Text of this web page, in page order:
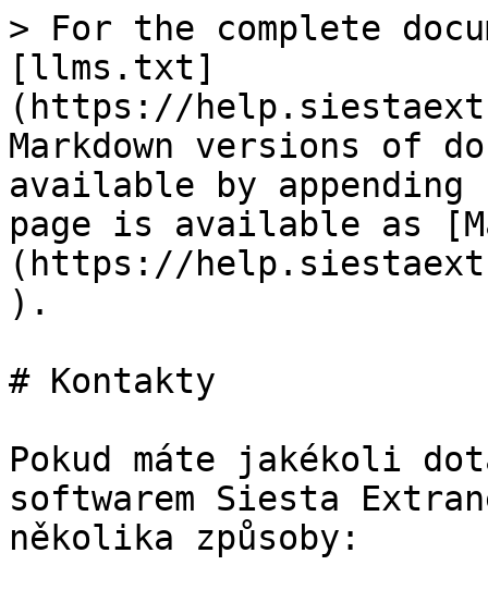
> For the complete
[llms.txt]
(https://
Markdown versions of
available by
page is available as
(https://
).
# Kontakty
Pokud máte jakékoli
softwarem Siesta
několika způsoby: